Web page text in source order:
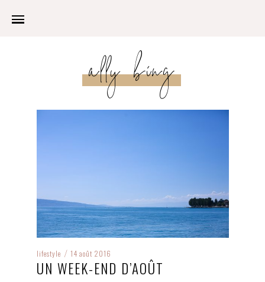
ally bing
lifestyle / 14 août 2016
UN WEEK-END D’AOÛT